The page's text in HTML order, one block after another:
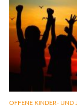
OFFENE KINDER- UND